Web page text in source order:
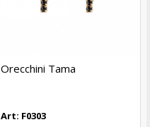
Orecchini Tama
Art: F0303